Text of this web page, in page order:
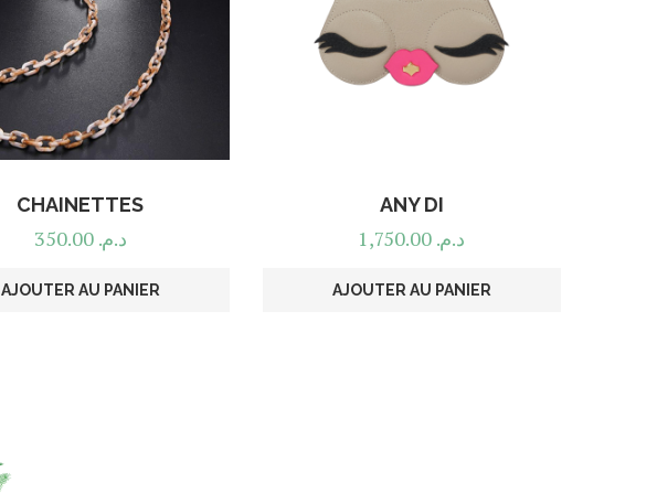
CHAINETTES
د.م. 350.00
AJOUTER AU PANIER
ANY DI
د.م.
AJOUTER AU PANIER